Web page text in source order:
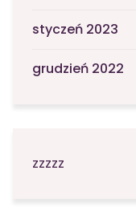
styczeń 2023
grudzień 2022
zzzzz